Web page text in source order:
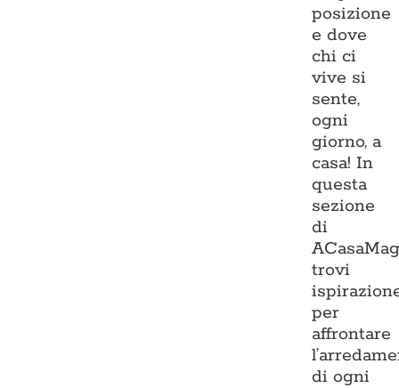
posizione
e dove
chi ci
vive si
sente,
ogni
giorno, a
casa! In
questa
sezione
di
trovi
per
affrontare
di ogni